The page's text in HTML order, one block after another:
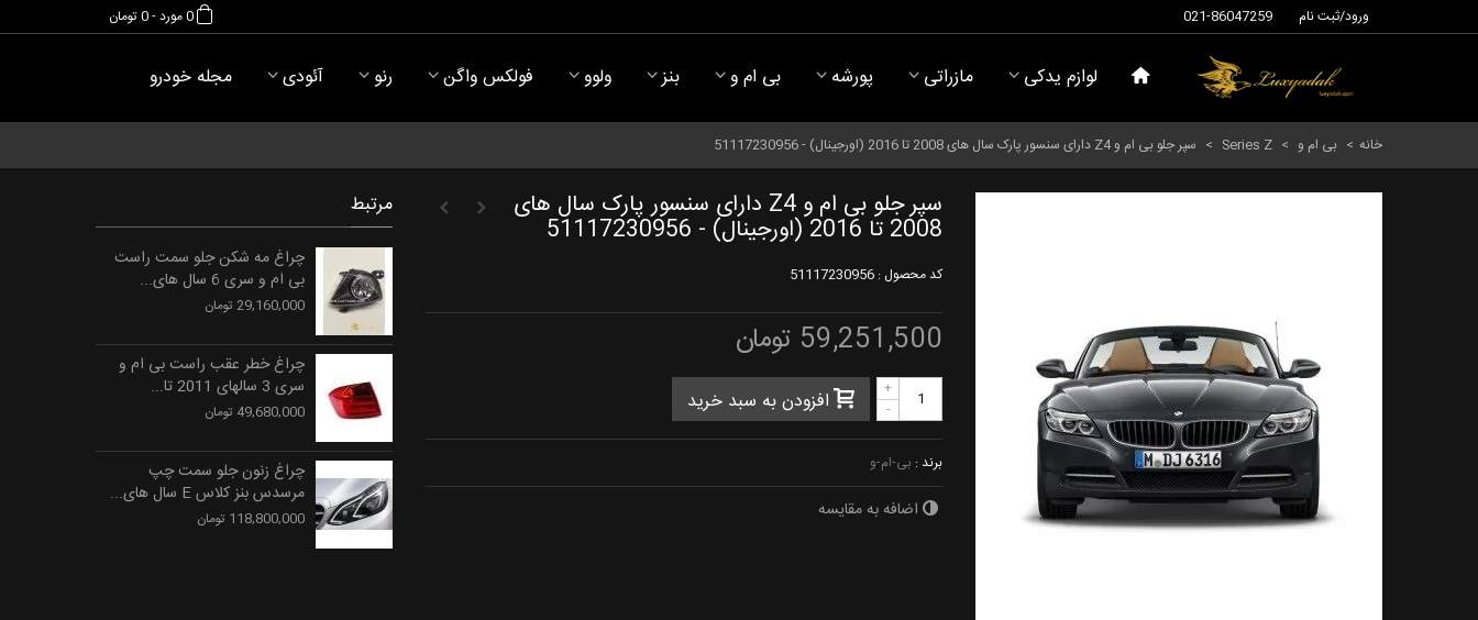
021-86047259 ورود/ثبت نام 0مورد-0 تومان
لوازم یدکی مازراتی پورشه بی ام و بنز ولوو فولکس واگن رنو آئودی مجله خودرو
خانه > بی ام و >
Series Z
> سپر جلو بی ام و Z4 دارای سنسور پارک سال های 2008 تا 2016 (اورجینال) - 51117230956
سپر جلو بی ام و Z4 دارای سنسور پارک سال های
2008 تا 2016 (اورجینال) - 51117230956
کد محصول : 51117230956
59,251,500 تومان
-
+ افزودن به سبد خرید
برند : بی-ام-و
اضافه به مقایسه
مرتبط
چراغ مه شکن جلو سمت راست
بی ام و سری 6 سال های...
29,160,000 تومان
چراغ خطر عقب راست بی ام و
سری 3 سالهای 2011 تا...
49,680,000 تومان
چراغ زنون جلو سمت چپ
مرسدس بنز کلاس E سال های...
118,800,000 تومان